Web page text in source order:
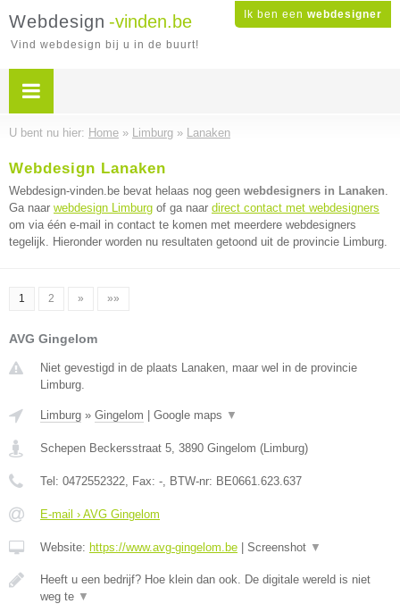
Ik ben een webdesigner
Webdesign -vinden.be
Vind webdesign bij u in de buurt!
U bent nu hier: Home » Limburg » Lanaken
Webdesign Lanaken
Webdesign-vinden.be bevat helaas nog geen webdesigners in Lanaken.
Ga naar webdesign Limburg of ga naar direct contact met webdesigners
om via één e-mail in contact te komen met meerdere webdesigners
tegelijk. Hieronder worden nu resultaten getoond uit de provincie Limburg.
1 2 » »»
AVG Gingelom
Niet gevestigd in de plaats Lanaken, maar wel in de provincie
Limburg.
Limburg » Gingelom Google maps ▼
Schepen Beckersstraat 5, 3890 Gingelom (Limburg)
Tel: 0472552322, Fax: -, BTW-nr: BE0661.623.637
E-mail › AVG Gingelom
Website: https://www.avg-gingelom.be Screenshot ▼
Heeft u een bedrijf? Hoe klein dan ook. De digitale wereld is niet
weg te ▼